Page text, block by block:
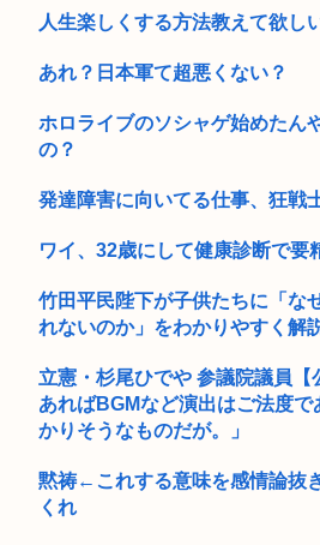
倒的な...
【衝撃】ワンピースアンチの正体、
チムチム...
人生楽しくする方法教えて欲し
あれ？日本軍て超悪くない？
ホロライブのソシャゲ始めたん
の？
発達障害に向いてる仕事、狂戦
ワイ、32歳にして健康診断で要
竹田平民陛下が子供たちに「な
れないのか」をわかりやすく解
立憲・杉尾ひでや 参議院議員【
あればBGMなど演出はご法度
かりそうなものだが。」
黙祷←これする意味を感情論抜
くれ